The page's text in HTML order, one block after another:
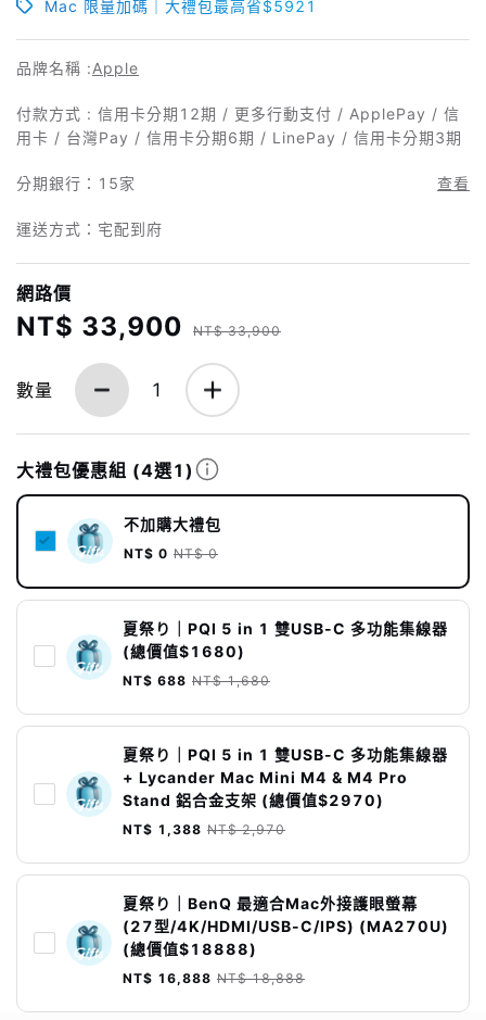
Mac 限量加碼｜大禮包最高省$5921
品牌名稱 :Apple
付款方式 : 信用卡分期12期 / 更多行動支付 / ApplePay / 信
用卡 / 台灣Pay / 信用卡分期6期 / LinePay / 信用卡分期3期
分期銀行： 15家 查看
運送方式：宅配到府
網路價
NT$ 33,900 NT$ 33,900
數量 1
大禮包優惠組 (4選1)
不加購大禮包
NT$ 0 NT$ 0
夏祭り｜PQI 5 in 1 雙USB-C 多功能集線器
(總價值$1680)
NT$ 688 NT$ 1,680
夏祭り｜PQI 5 in 1 雙USB-C 多功能集線器
+ Lycander Mac Mini M4 & M4 Pro
Stand 鋁合金支架 (總價值$2970)
NT$ 1,388 NT$ 2,970
夏祭り｜BenQ 最適合Mac外接護眼螢幕
(27型/4K/HDMI/USB-C/IPS) (MA270U)
(總價值$18888)
NT$ 16,888 NT$ 18,888